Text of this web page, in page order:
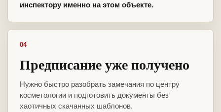
инспектору именно на этом объекте.
04
Предписание уже получено
Нужно быстро разобрать замечания по центру
косметологии и подготовить документы без
хаотичных скачанных шаблонов.